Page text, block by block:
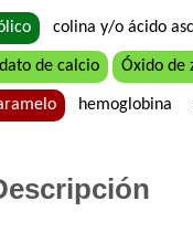
colina y/o ácido
de calcio Óxido de
hemoglobina